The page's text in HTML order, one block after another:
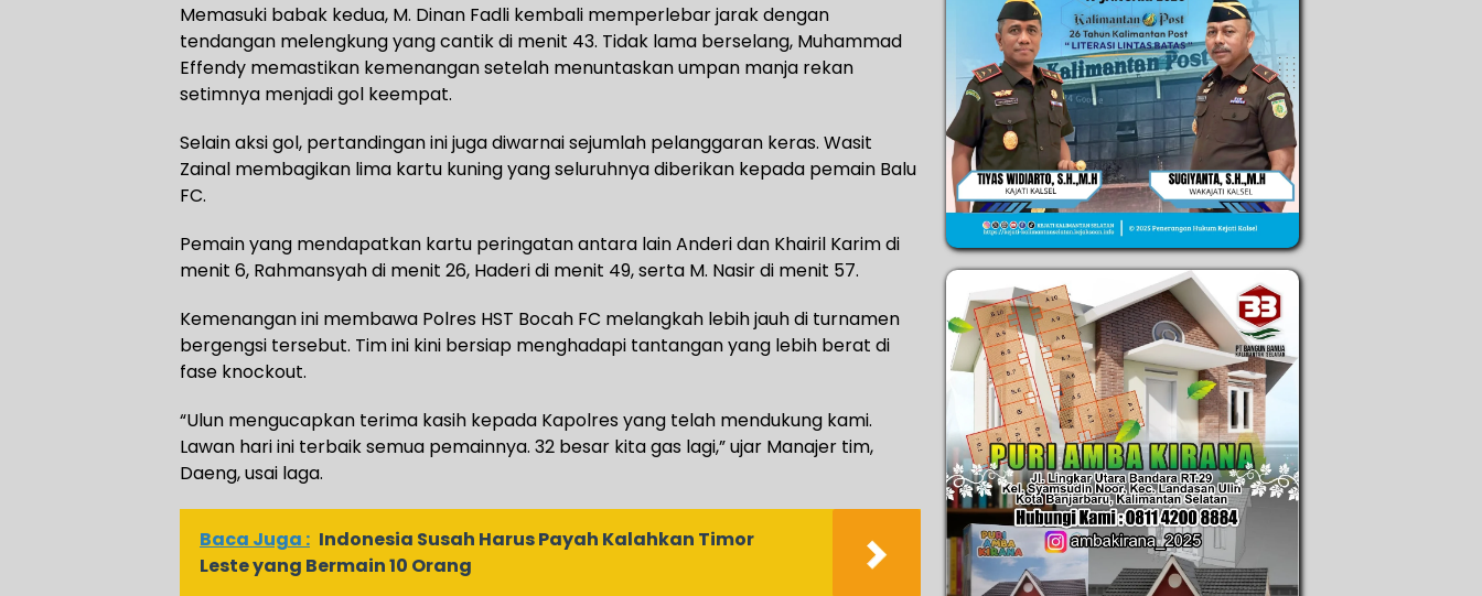
Memasuki babak kedua, M. Dinan Fadli kembali memperlebar jarak dengan
tendangan melengkung yang cantik di menit 43. Tidak lama berselang, Muhammad
Effendy memastikan kemenangan setelah menuntaskan umpan manja rekan
setimnya menjadi gol keempat.
Selain aksi gol, pertandingan ini juga diwarnai sejumlah pelanggaran keras. Wasit
Zainal membagikan lima kartu kuning yang seluruhnya diberikan kepada pemain Balu
FC.
Pemain yang mendapatkan kartu peringatan antara lain Anderi dan Khairil Karim di
menit 6, Rahmansyah di menit 26, Haderi di menit 49, serta M. Nasir di menit 57.
Kemenangan ini membawa Polres HST Bocah FC melangkah lebih jauh di turnamen
bergengsi tersebut. Tim ini kini bersiap menghadapi tantangan yang lebih berat di
fase knockout.
“Ulun mengucapkan terima kasih kepada Kapolres yang telah mendukung kami.
Lawan hari ini terbaik semua pemainnya. 32 besar kita gas lagi,” ujar Manajer tim,
Daeng, usai laga.
Baca Juga : Indonesia Susah Harus Payah Kalahkan Timor
Leste yang Bermain 10 Orang